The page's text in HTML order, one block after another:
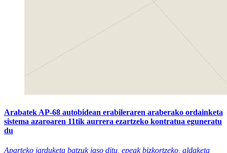
Arabatek AP-68 autobidean erabileraren araberako ordainketa
sistema azaroaren 11tik aurrera ezartzeko kontratua eguneratu
du
Aparteko jarduketa batzuk jaso ditu, epeak bizkortzeko, aldaketa